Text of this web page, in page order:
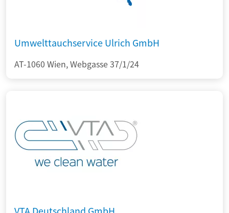
Umwelttauchservice Ulrich GmbH
AT-1060 Wien, Webgasse 37/1/24